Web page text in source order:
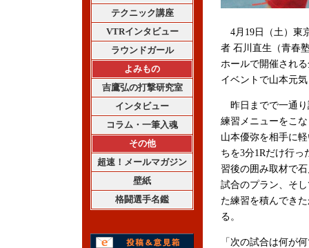
テクニック講座
VTRインタビュー
ラウンドガール
よみもの
吉鷹弘の打撃研究室
インタビュー
コラム・一筆入魂
その他
超速！メールマガジン
壁紙
格闘選手名鑑
4月19日（土）東
者 石川直生（青春
ホールで開催され
イベントで山本元
昨日までで一通り
練習メニューをこ
山本優弥を相手に
ちを3分1Rだけ行っ
習後の囲み取材で
試合のプラン、そ
た練習を積んでき
る。
「次の試合は何が